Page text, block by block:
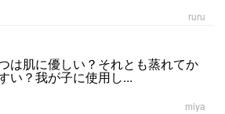
ruru
は肌に優しい？それとも蒸れてか
い？我が子に使用し...
miya